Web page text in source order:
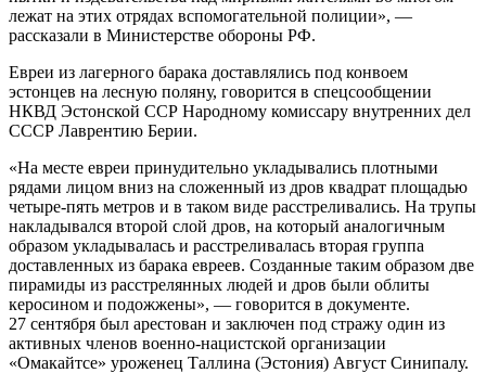
лежат на этих отрядах вспомогательной полиции», —
рассказали в Министерстве обороны РФ.
Евреи из лагерного барака доставлялись под конвоем
эстонцев на лесную поляну, говорится в спецсообщении
НКВД Эстонской ССР Народному комиссару внутренних дел
СССР Лаврентию Берии.
«На месте евреи принудительно укладывались плотными
рядами лицом вниз на сложенный из дров квадрат площадью
четыре-пять метров и в таком виде расстреливались. На трупы
накладывался второй слой дров, на который аналогичным
образом укладывалась и расстреливалась вторая группа
доставленных из барака евреев. Созданные таким образом две
пирамиды из расстрелянных людей и дров были облиты
керосином и подожжены», — говорится в документе.
27 сентября был арестован и заключен под стражу один из
активных членов военно-нацистской организации
«Омакайтсе» уроженец Таллина (Эстония) Август Синипалу.